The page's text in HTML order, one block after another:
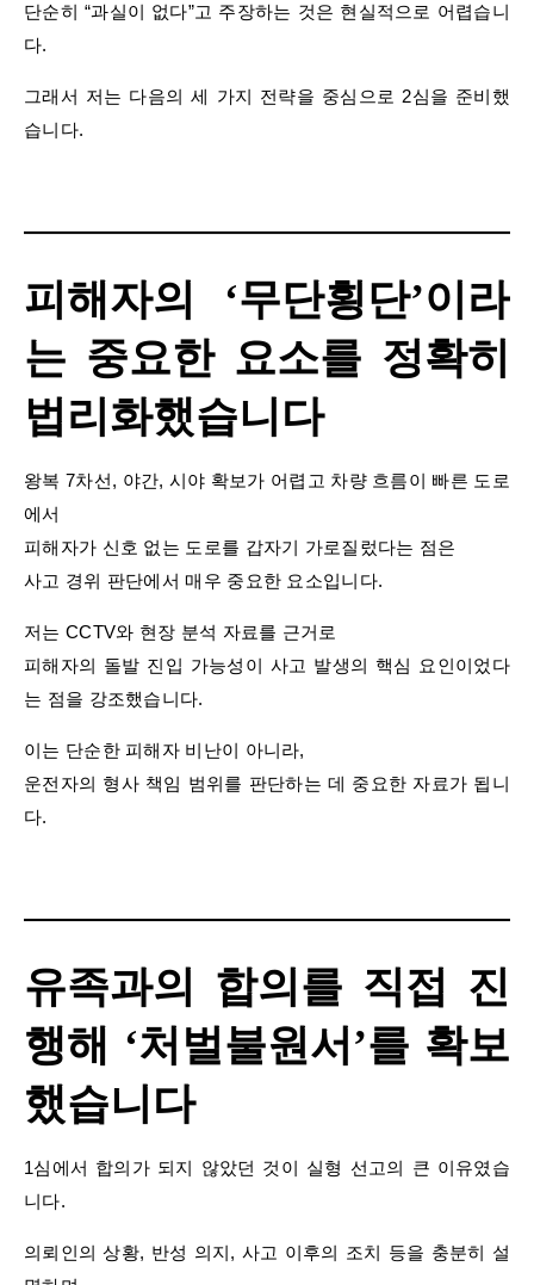
단순히 “과실이 없다”고 주장하는 것은 현실적으로 어렵습니
다.
그래서 저는 다음의 세 가지 전략을 중심으로 2심을 준비했
습니다.
피해자의 ‘무단횡단’이라
는 중요한 요소를 정확히
법리화했습니다
왕복 7차선, 야간, 시야 확보가 어렵고 차량 흐름이 빠른 도로
에서
피해자가 신호 없는 도로를 갑자기 가로질렀다는 점은
사고 경위 판단에서 매우 중요한 요소입니다.
저는 CCTV와 현장 분석 자료를 근거로
피해자의 돌발 진입 가능성이 사고 발생의 핵심 요인이었다
는 점을 강조했습니다.
이는 단순한 피해자 비난이 아니라,
운전자의 형사 책임 범위를 판단하는 데 중요한 자료가 됩니
다.
유족과의 합의를 직접 진
행해 ‘처벌불원서’를 확보
했습니다
1심에서 합의가 되지 않았던 것이 실형 선고의 큰 이유였습
니다.
의뢰인의 상황, 반성 의지, 사고 이후의 조치 등을 충분히 설